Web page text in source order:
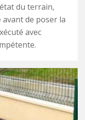
du terrain,
avant de poser la
avec